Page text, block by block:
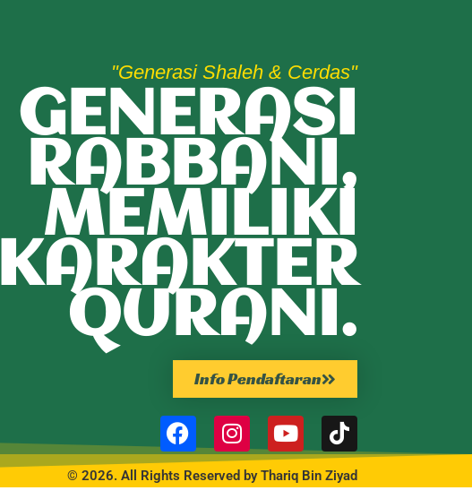
"Generasi Shaleh & Cerdas"
GENERASI
RABBANI,
MEMILIKI
KARAKTER
QURANI.
Info Pendaftaran
© 2026. All Rights Reserved by Thariq Bin Ziyad